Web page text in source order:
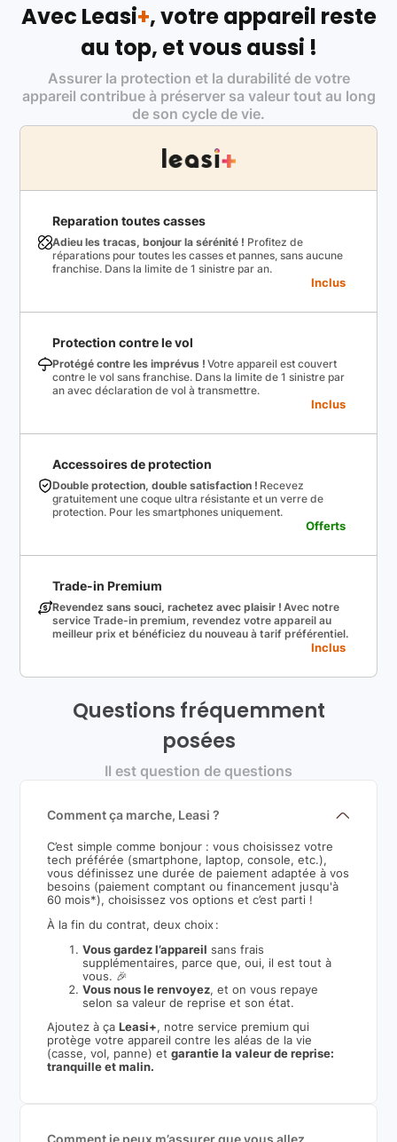
Avec Leasi+, votre appareil reste
au top, et vous aussi !
Assurer la protection et la durabilité de votre
appareil contribue à préserver sa valeur tout au long
de son cycle de vie.
Reparation toutes casses
Adieu les tracas, bonjour la sérénité ! Profitez de
réparations pour toutes les casses et pannes, sans aucune
franchise. Dans la limite de 1 sinistre par an.
Inclus
Protection contre le vol
Protégé contre les imprévus ! Votre appareil est couvert
contre le vol sans franchise. Dans la limite de 1 sinistre par
an avec déclaration de vol à transmettre.
Inclus
Accessoires de protection
Double protection, double satisfaction ! Recevez
gratuitement une coque ultra résistante et un verre de
protection. Pour les smartphones uniquement.
Offerts
Trade-in Premium
Revendez sans souci, rachetez avec plaisir ! Avec notre
service Trade-in premium, revendez votre appareil au
meilleur prix et bénéficiez du nouveau à tarif préférentiel.
Inclus
Questions fréquemment
posées
Il est question de questions
Comment ça marche, Leasi ?
C’est simple comme bonjour : vous choisissez votre
tech préférée (smartphone, laptop, console, etc.),
vous définissez une durée de paiement adaptée à vos
besoins (paiement comptant ou financement jusqu'à
60 mois*), choisissez vos options et c’est parti !
À la fin du contrat, deux choix :
Vous gardez l’appareil sans frais
supplémentaires, parce que, oui, il est tout à
vous. 🎉
Vous nous le renvoyez, et on vous repaye
selon sa valeur de reprise et son état.
Ajoutez à ça Leasi+, notre service premium qui
protège votre appareil contre les aléas de la vie
(casse, vol, panne) etgarantie la valeur de reprise:
tranquille et malin.